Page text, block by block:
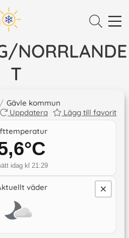
NORRLANDE
T
/ Gävle kommun
Uppdatera
Lägg till favorit
°C
idag kl 21:29
väder